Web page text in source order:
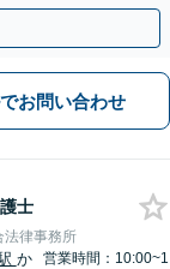
お問い合わせ
士
法律事務所
か
営業時間：10:00~1